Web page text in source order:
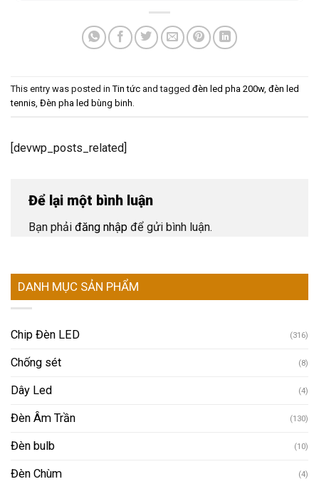
This entry was posted inTin tức and tagged đèn led pha 200w, đèn led
tennis Đèn pha led bùng binh
[devwp_posts_related]
Để lại một bình luận
Bạn phải đăng nhập để gửi bình luận.
DANH MỤC SẢN PHẨM
Chip Đèn LED (316)
Chống sét (8)
Dây Led (4)
Đèn Âm Trần (130)
Đèn bulb (10)
Đèn Chùm (4)